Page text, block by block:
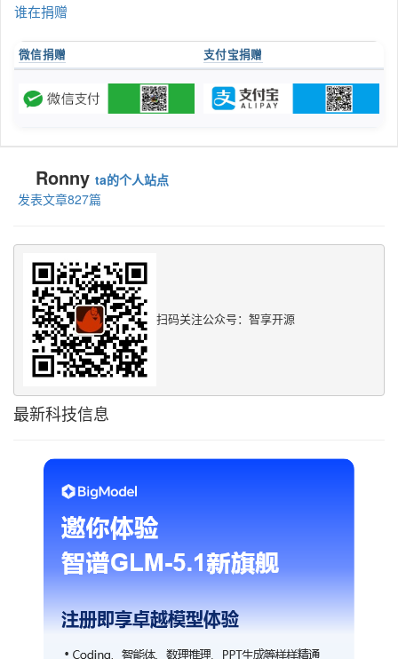
谁在捐赠
微信捐赠 支付宝捐赠
Ronny ta的个人站点
发表文章827篇
扫码关注公众号：智享开源
最新科技信息